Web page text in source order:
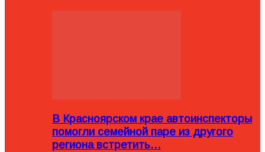
В Красноярском крае автоинспекторы
помогли семейной паре из другого
региона встретить…